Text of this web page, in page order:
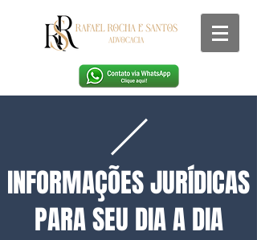
INFORMAÇÕES JURÍDICAS
PARA SEU DIA A DIA